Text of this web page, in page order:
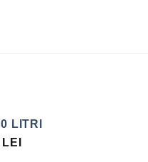
LITRI
LEI PREȚUL